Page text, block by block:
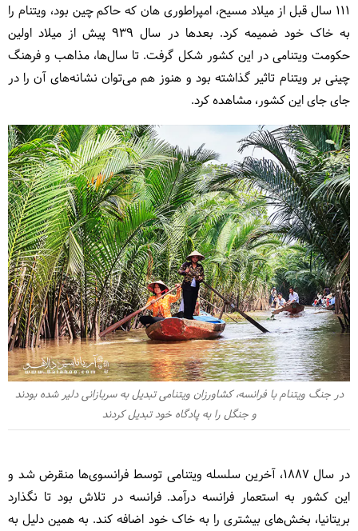
111 سال قبل از میلاد مسیح، امپراطوری هان که حاکم چین بود، ویتنام را
به خاک خود ضمیمه کرد.
بعدها در سال 939 پیش از میلاد اولین
حکومت ویتنامی در این کشور شکل گرفت. تا سال‌ها، مذاهب و فرهنگ
چینی بر ویتنام تاثیر گذاشته بود و هنوز هم می‌توان نشانه‌های آن را در
جای جای این کشور، مشاهده کرد.
در جنگ ویتنام با فرانسه، کشاورزان ویتنامی تبدیل به سربازانی دلیر شده بودند
و جنگل را به پادگاه خود تبدیل کردند
در سال 1887، آخرین سلسله ویتنامی توسط فرانسوی‌ها منقرض شد و
این کشور به استعمار فرانسه درآمد. فرانسه در تلاش بود تا نگذارد
بریتانیا، بخش‌های بیشتری را به خاک خود اضافه کند. به همین دلیل به